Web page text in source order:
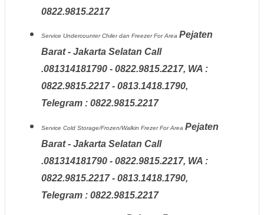
0822.9815.2217
Service Undercounter Chiler dan FreezerFor Area Pejaten
Barat - Jakarta Selatan Call
.081314181790 - 0822.9815.2217, WA :
0822.9815.2217 - 0813.1418.1790,
Telegram : 0822.9815.2217
Service Cold Storage/Frozen/Walkin FrezerFor Area Pejaten
Barat - Jakarta Selatan Call
.081314181790 - 0822.9815.2217, WA :
0822.9815.2217 - 0813.1418.1790,
Telegram : 0822.9815.2217